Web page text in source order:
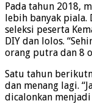
Pada tahun 2018,
lebih banyak
seleksi peserta
DIY dan lolos.
orang putra dan 8
Satu tahun
dan menang lagi.
dicalonkan menjadi